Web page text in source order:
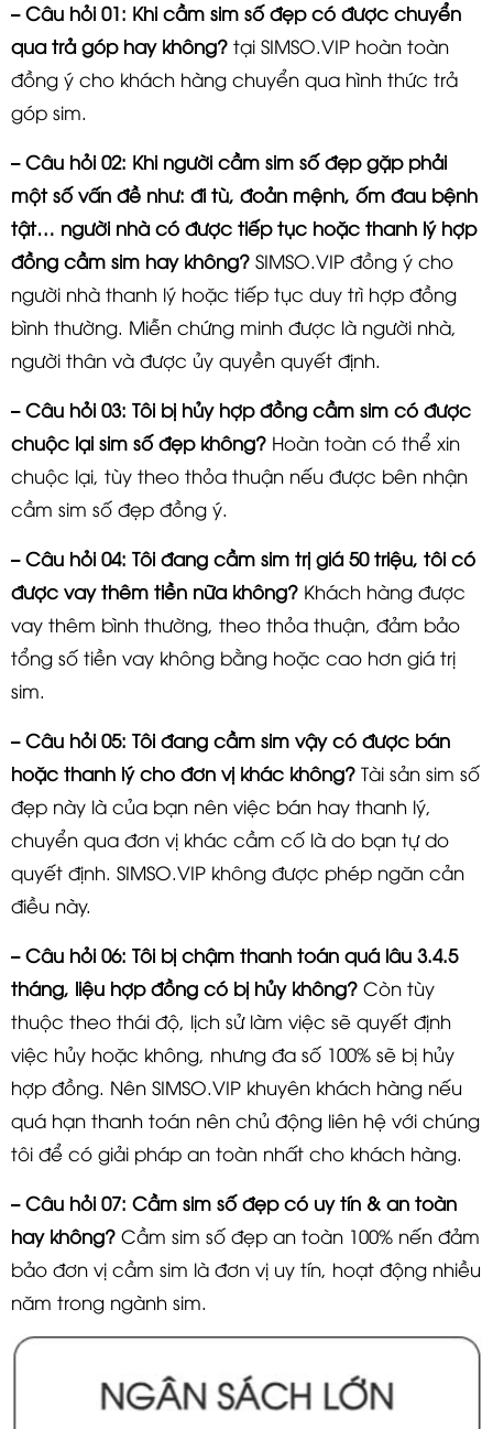
– Câu hỏi 01: Khi cầm sim số đẹp có được chuyển
qua trả góp hay không? tại SIMSO.VIP hoàn toàn
đồng ý cho khách hàng chuyển qua hình thức trả
góp sim.
– Câu hỏi 02: Khi người cầm sim số đẹp gặp phải
một số vấn đề như: đi tù, đoản mệnh, ốm đau bệnh
tật… người nhà có được tiếp tục hoặc thanh lý hợp
đồng cầm sim hay không? SIMSO.VIP đồng ý cho
người nhà thanh lý hoặc tiếp tục duy trì hợp đồng
bình thường. Miễn chứng minh được là người nhà,
người thân và được ủy quyền quyết định.
– Câu hỏi 03: Tôi bị hủy hợp đồng cầm sim có được
chuộc lại sim số đẹp không? Hoàn toàn có thể xin
chuộc lại, tùy theo thỏa thuận nếu được bên nhận
cầm sim số đẹp đồng ý.
– Câu hỏi 04: Tôi đang cầm sim trị giá 50 triệu, tôi có
được vay thêm tiền nữa không? Khách hàng được
vay thêm bình thường, theo thỏa thuận, đảm bảo
tổng số tiền vay không bằng hoặc cao hơn giá trị
sim.
– Câu hỏi 05: Tôi đang cầm sim vậy có được bán
hoặc thanh lý cho đơn vị khác không? Tài sản sim số
đẹp này là của bạn nên việc bán hay thanh lý,
chuyển qua đơn vị khác cầm cố là do bạn tự do
quyết định. SIMSO.VIP không được phép ngăn cản
điều này.
– Câu hỏi 06: Tôi bị chậm thanh toán quá lâu 3.4.5
tháng, liệu hợp đồng có bị hủy không? Còn tùy
thuộc theo thái độ, lịch sử làm việc sẽ quyết định
việc hủy hoặc không, nhưng đa số 100% sẽ bị hủy
hợp đồng. Nên SIMSO.VIP khuyên khách hàng nếu
quá hạn thanh toán nên chủ động liên hệ với chúng
tôi để có giải pháp an toàn nhất cho khách hàng.
– Câu hỏi 07: Cầm sim số đẹp có uy tín & an toàn
hay không? Cầm sim số đẹp an toàn 100% nến đảm
bảo đơn vị cầm sim là đơn vị uy tín, hoạt động nhiều
năm trong ngành sim.